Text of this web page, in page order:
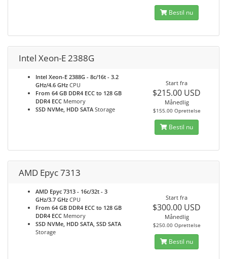
Bestil nu
Intel Xeon-E 2388G
Intel Xeon-E 2388G - 8c/16t - 3.2
GHz/4.6 GHz CPU
From 64 GB DDR4 ECC to 128 GB
DDR4 ECC Memory
SSD NVMe, HDD SATA Storage
Start fra
$215.00 USD
Månedlig
$155.00 Oprettelse
Bestil nu
AMD Epyc 7313
AMD Epyc 7313 - 16c/32t - 3
GHz/3.7 GHz CPU
From 64 GB DDR4 ECC to 128 GB
DDR4 ECC Memory
SSD NVMe, HDD SATA, SSD SATA
Storage
Start fra
$300.00 USD
Månedlig
$250.00 Oprettelse
Bestil nu